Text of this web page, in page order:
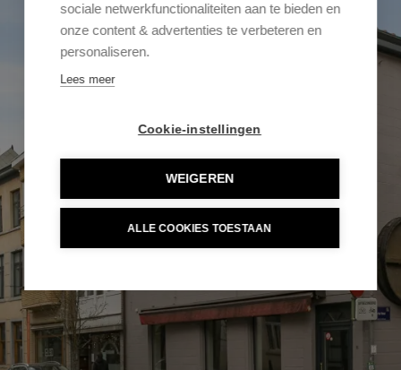
sociale netwerkfunctionaliteiten aan te bieden en
onze content & advertenties te verbeteren en
personaliseren.
Lees meer
Cookie-instellingen
WEIGEREN
ALLE COOKIES TOESTAAN